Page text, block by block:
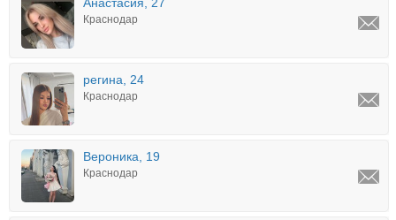
Краснодар
регина, 24
Краснодар
Вероника, 19
Краснодар